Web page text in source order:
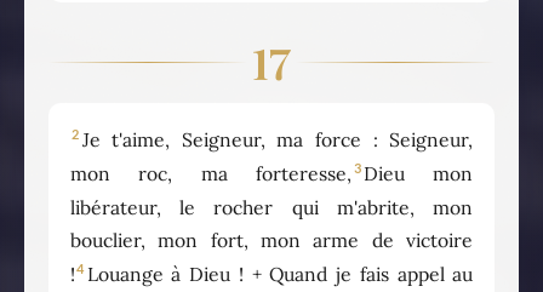
17
2 Je t'aime, Seigneur, ma force : Seigneur,
mon roc, ma forteresse, 3 Dieu mon
libérateur, le rocher qui m'abrite, mon
bouclier, mon fort, mon arme de victoire
!4 Louange à Dieu ! + Quand je fais appel au